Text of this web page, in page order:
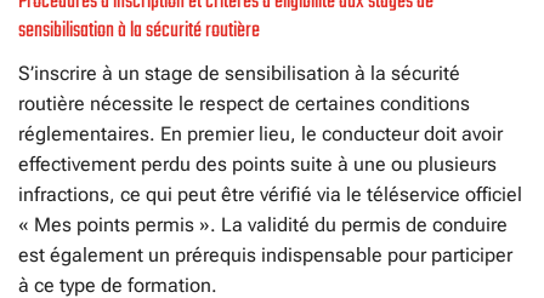
sensibilisation à la sécurité routière
S’inscrire à un stage de sensibilisation à la sécurité
routière nécessite le respect de certaines conditions
réglementaires. En premier lieu, le conducteur doit avoir
effectivement perdu des points suite à une ou plusieurs
infractions, ce qui peut être vérifié via le téléservice officiel
« Mes points permis ». La validité du permis de conduire
est également un prérequis indispensable pour participer
à ce type de formation.